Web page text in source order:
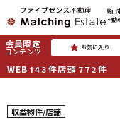
高山
不動
会員限定
コンテンツ お気に入り
WEB 143 件店頭 772 件
収益物件/店舗